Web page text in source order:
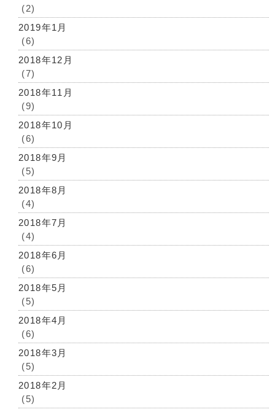
(2)
2019年1月
(6)
2018年12月
(7)
2018年11月
(9)
2018年10月
(6)
2018年9月
(5)
2018年8月
(4)
2018年7月
(4)
2018年6月
(6)
2018年5月
(5)
2018年4月
(6)
2018年3月
(5)
2018年2月
(5)